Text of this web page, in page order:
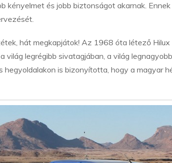
kényelmet és jobb biztonságot akarnak.
hát megkapjátok! Az 1968 óta létező
világ legrégibb sivatagjában, a világ
hegyoldalakon is bizonyította, hogy a magyar